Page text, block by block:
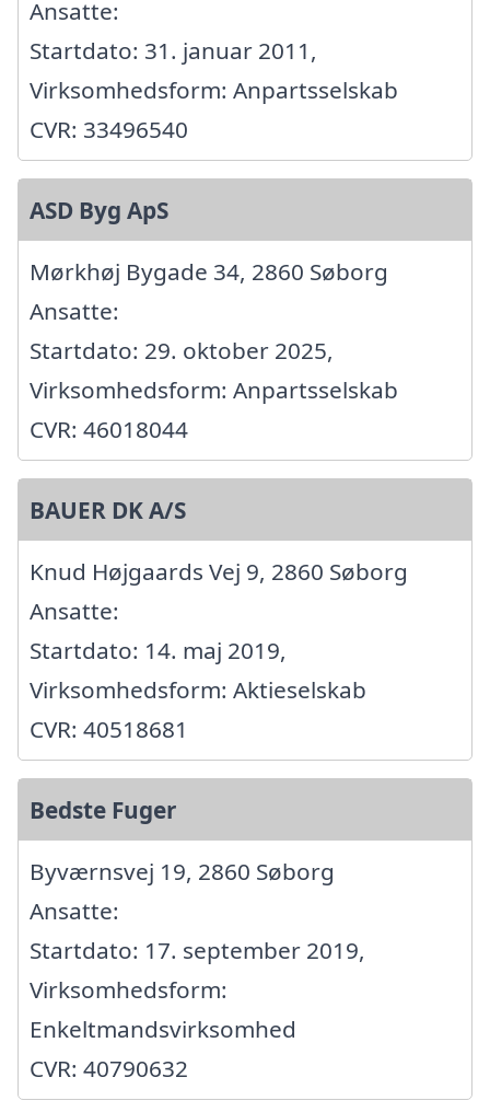
Ansatte:
Startdato: 31. januar 2011,
Virksomhedsform: Anpartsselskab
CVR: 33496540
ASD Byg ApS
Mørkhøj Bygade 34, 2860 Søborg
Ansatte:
Startdato: 29. oktober 2025,
Virksomhedsform: Anpartsselskab
CVR: 46018044
BAUER DK A/S
Knud Højgaards Vej 9, 2860 Søborg
Ansatte:
Startdato: 14. maj 2019,
Virksomhedsform: Aktieselskab
CVR: 40518681
Bedste Fuger
Byværnsvej 19, 2860 Søborg
Ansatte:
Startdato: 17. september 2019,
Virksomhedsform:
Enkeltmandsvirksomhed
CVR: 40790632